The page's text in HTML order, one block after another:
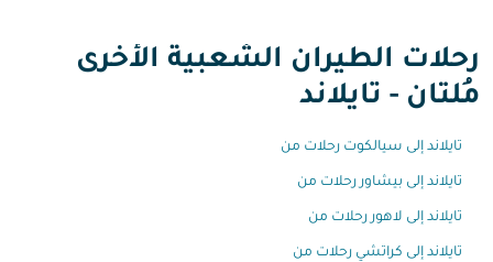
رحلات الطيران الشعبية الأخرى
مُلتان - تايلاند
تايلاند إلى سيالكوت رحلات من
تايلاند إلى بيشاور رحلات من
تايلاند إلى لاهور رحلات من
تايلاند إلى كراتشي رحلات من